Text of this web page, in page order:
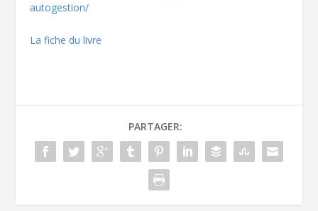
autogestion/
La fiche du livre
PARTAGER: